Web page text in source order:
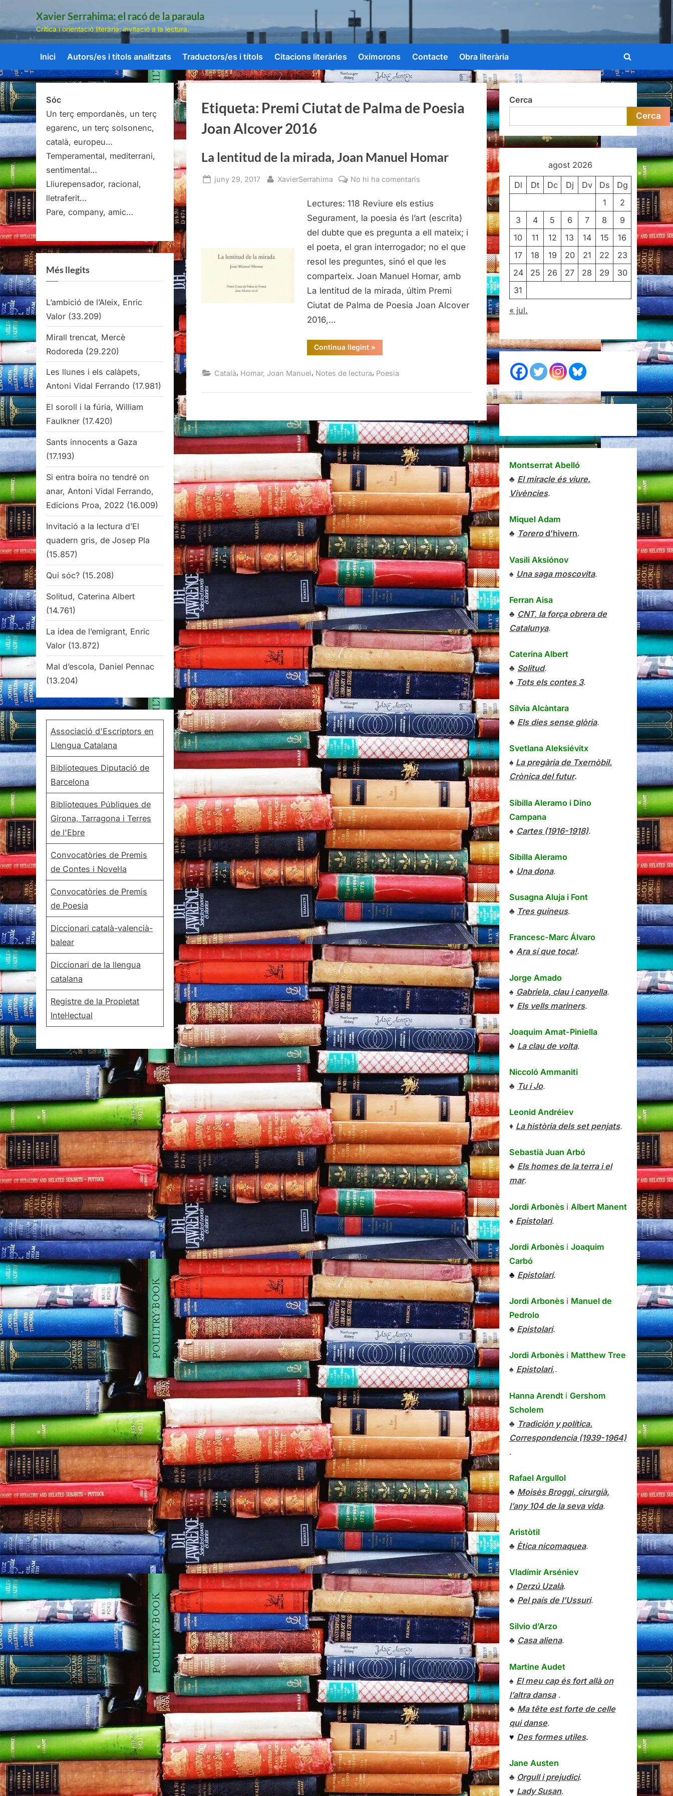
Skip
content
Xavier Serrahima: el racó de la paraula
Crítica i orientació literària: invitació a la lectura.
Inici Autors/es i títols analitzats Traductors/es i títols Citacions literàries Oxímorons Contacte Obra literària
Toggle
search
form
Etiqueta: Premi Ciutat de Palma de Poesia
Joan Alcover 2016
La lentitud de la mirada, Joan Manuel Homar
Posted
juny 29, 2017 By
XavierSerrahima No hi ha comentaris
lentitud
de
la
Joan
Manuel
Homar
Lectures: 118 Reviure els estius
Segurament, la poesia és l’art (escrita)
del dubte que es pregunta a ell mateix; i
el poeta, el gran interrogador; no el que
resol les preguntes, sinó el que les
comparteix. Joan Manuel Homar, amb
La lentitud de la mirada, últim Premi
Ciutat de Palma de Poesia Joan Alcover
2016,…
Continua llegint“La
lentitud
mirada,
Homar”
»
Català, Homar, Joan Manuel, Notes de lectura, Poesia
Sóc
Un terç empordanès, un terç
egarenc, un terç solsonenc,
català, europeu…
Temperamental, mediterrani,
sentimental…
Lliurepensador, racional,
lletraferit…
Pare, company, amic…
Més llegits
L’ambició de l’Aleix, Enric
Valor (33.209)
Mirall trencat, Mercè
Rodoreda (29.220)
Les llunes i els calàpets,
Antoni Vidal Ferrando (17.981)
El soroll i la fúria, William
Faulkner (17.420)
Sants innocents a Gaza
(17.193)
Si entra boira no tendré on
anar, Antoni Vidal Ferrando,
Edicions Proa, 2022 (16.009)
Invitació a la lectura d’El
quadern gris, de Josep Pla
(15.857)
Qui sóc? (15.208)
Solitud, Caterina Albert
(14.761)
La idea de l’emigrant, Enric
Valor (13.872)
Mal d’escola, Daniel Pennac
(13.204)
Associació d'Escriptors en
Llengua Catalana
Biblioteques Diputació de
Barcelona
Biblioteques Públiques de
Girona, Tarragona i Terres
de l'Ebre
Convocatòries de Premis
de Contes i Novel·la
Convocatòries de Premis
de Poesia
Diccionari català-valencià-
balear
Diccionari de la llengua
catalana
Registre de la Propietat
Intel·lectual
Cerca
Cerca
agost 2026
Dl Dt Dc Dj Dv Ds
Dg
1
2
3
4 5 6 7 8
9
10
11 12 13 14 15
16
17
18 19 20 21 22
23
24
25 26 27 28 29
30
31
« jul.
Montserrat Abelló
♣ El miracle és viure.
Vivències.
Miquel Adam
♣ Torerod’hivern.
Vasili Aksiónov
♠ Una saga moscovita.
Ferran Aisa
♣ CNT, la força obrera de
Catalunya.
Caterina Albert
♣ Solitud.
♠ Tots els contes 3.
Sílvia Alcàntara
♣ Els dies sense glòria.
Svetlana Aleksiévitx
♠ La pregària de Txernòbil.
Crònica del futur.
Sibilla Aleramo i Dino
Campana
♠ Cartes (1916-1918).
Sibilla Aleramo
♠ Una dona.
Susagna Aluja i Font
♣ Tres guineus.
Francesc-Marc Álvaro
♠ Ara sí que toca!.
Jorge Amado
♠ Gabriela, clau i canyella.
♥ Els vells mariners.
Joaquim Amat-Piniella
♣ La clau de volta.
Niccoló Ammaniti
♣ Tu i Jo.
Leonid Andréiev
♦ La història dels set penjats.
Sebastià Juan Arbó
♣ Els homes de la terra i el
mar.
Jordi Arbonès i Albert Manent
♠ Epistolari.
Jordi Arbonès i Joaquim
Carbó
♣ Epistolari.
Jordi Arbonès i Manuel de
Pedrolo
♣ Epistolari.
Jordi Arbonès i Matthew Tree
♠ Epistolari,.
Hanna Arendt i Gershom
Scholem
♣ Tradición y política.
Correspondencia (1939-1964)
.
Rafael Argullol
♣ Moisès Broggi, cirurgià,
l’any 104 de la seva vida.
Aristòtil
♣ Ètica nicomaquea.
Vladímir Arséniev
♠ Derzú Uzalà.
♣ Pel país de l’Ussuri.
Silvio d’Arzo
♣ Casa aliena.
Martine Audet
♠ El meu cap és fort allà on
l’altra dansa.
♣ Ma tête est forte de celle
qui danse.
♥ Des formes utiles.
Jane Austen
♣ Orgull i prejudici.
♥ Lady Susan.